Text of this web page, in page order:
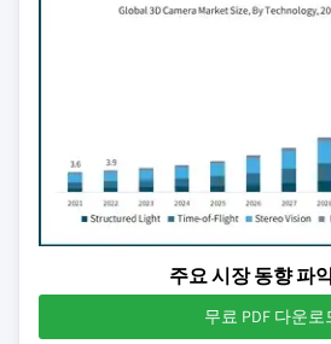
주요 시장 동향 파
무료 PDF 다운로